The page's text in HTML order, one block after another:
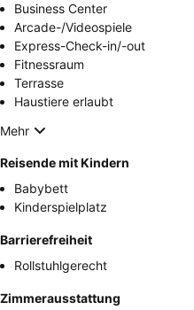
Business Center
Arcade-/Videospiele
Express-Check-in/-out
Fitnessraum
Terrasse
Haustiere erlaubt
Mehr
Reisende mit Kindern
Babybett
Kinderspielplatz
Barrierefreiheit
Rollstuhlgerecht
Zimmerausstattung